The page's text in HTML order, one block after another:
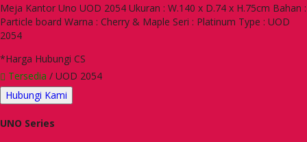
Meja Kantor Uno UOD 2054 Ukuran : W.140 x D.74 x H.75cm Bahan :
Particle board Warna : Cherry & Maple Seri : Platinum Type : UOD
2054
*Harga Hubungi CS
Tersedia / UOD 2054
Hubungi Kami
UNO Series